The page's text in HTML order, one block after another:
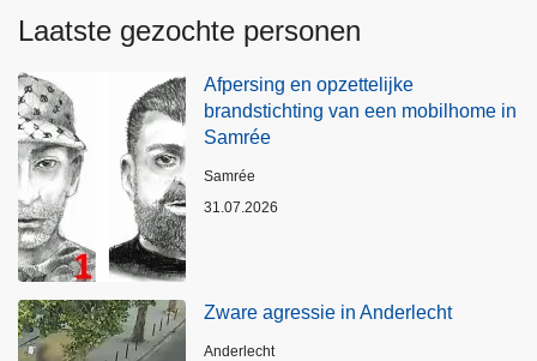
Laatste gezochte personen
Afpersing en opzettelijke
brandstichting van een mobilhome in
Samrée
Plaats
Samrée
31.07.2026
Zware agressie in Anderlecht
Plaats
Anderlecht